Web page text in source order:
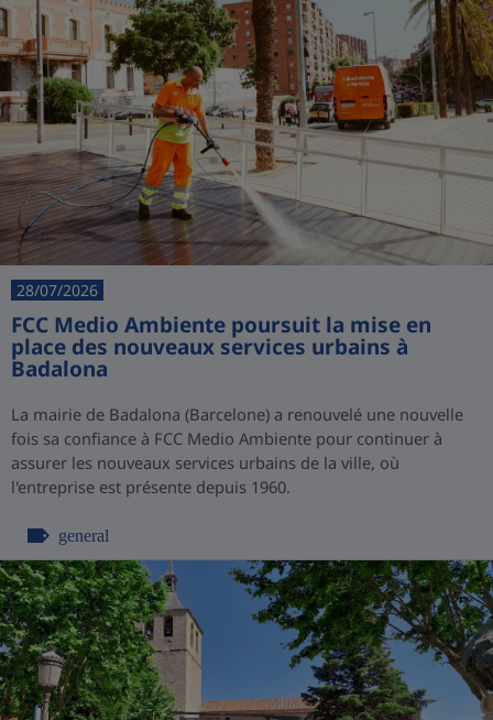
28/07/2026
FCC Medio Ambiente poursuit la mise en
place des nouveaux services urbains à
Badalona
La mairie de Badalona (Barcelone) a renouvelé une nouvelle
fois sa confiance à FCC Medio Ambiente pour continuer à
assurer les nouveaux services urbains de la ville, où
l'entreprise est présente depuis 1960.
general